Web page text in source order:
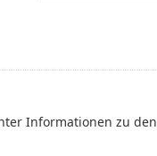
Informationen zu den